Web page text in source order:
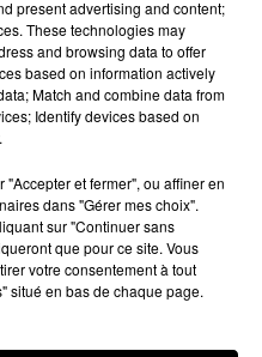
Palmieri dévoile
première édition de
20 septembre 2026 au
present advertising and content;
These technologies may
and browsing data to offer
based on information actively
Match and combine data from
Identify devices based on
et fermer", ou affiner en
dans "Gérer mes choix".
sur "Continuer sans
que pour ce site. Vous
votre consentement à tout
situé en bas de chaque page.